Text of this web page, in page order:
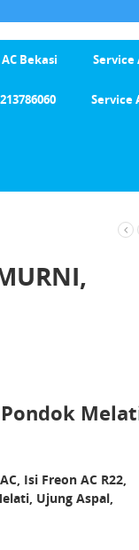
Bekasi Service
Service
Isi Freon AC R22,
Ujung Aspal,